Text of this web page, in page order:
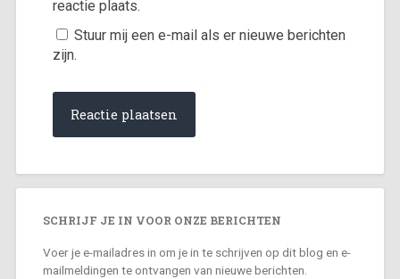
reactie plaats.
Stuur mij een e-mail als er nieuwe berichten
zijn.
SCHRIJF JE IN VOOR ONZE BERICHTEN
Voer je e-mailadres in om je in te schrijven op dit blog en e-
mailmeldingen te ontvangen van nieuwe berichten.